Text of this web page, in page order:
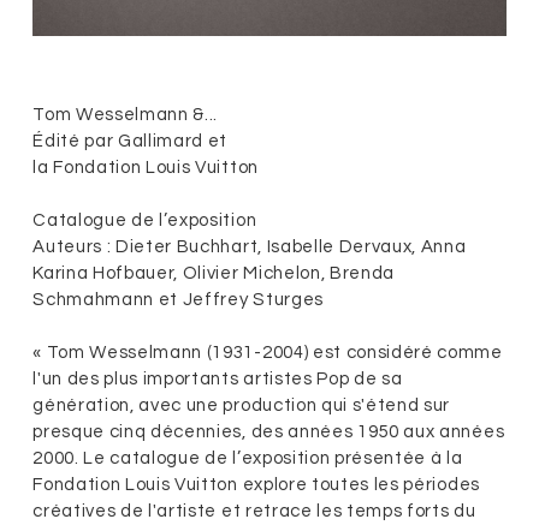
Tom Wesselmann &...
Édité par Gallimard et
la Fondation Louis Vuitton
Catalogue de l’exposition
Auteurs : Dieter Buchhart, Isabelle Dervaux, Anna
Karina Hofbauer, Olivier Michelon, Brenda
Schmahmann et Jeffrey Sturges
« Tom Wesselmann (1931-2004) est considéré comme
l'un des plus importants artistes Pop de sa
génération, avec une production qui s'étend sur
presque cinq décennies, des années 1950 aux années
2000. Le catalogue de l’exposition présentée à la
Fondation Louis Vuitton explore toutes les périodes
créatives de l'artiste et retrace les temps forts du